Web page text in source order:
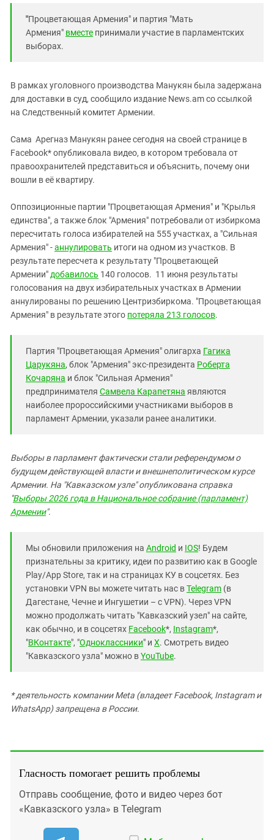
"Процветающая Армения" и партия "Мать
Армения" вместе принимали участие в парламентских
выборах.
В рамках уголовного производства Манукян была задержана
для доставки в суд, сообщило издание News.am со ссылкой
на Следственный комитет Армении.
Сама Арегназ Манукян ранее сегодня на своей странице в
Facebook* опубликовала видео, в котором требовала от
правоохранителей представиться и объяснить, почему они
вошли в её квартиру.
Оппозиционные партии "Процветающая Армения" и "Крылья
единства", а также блок "Армения" потребовали от избиркома
пересчитать голоса избирателей на 555 участках, а "Сильная
Армения" -аннулировать итоги на одном из участков. В
результате пересчета к результату "Процветающей
Армении" добавилось 140 голосов. 11 июня результаты
голосования на двух избирательных участках в Армении
аннулированы по решению Центризбиркома. "Процветающая
Армения" в результате этого потеряла 213 голосов.
Партия "Процветающая Армения" олигарха Гагика
Царукяна, блок "Армения" экс-президента Роберта
Кочаряна и блок "Сильная Армения"
предпринимателя Самвела Карапетяна являются
наиболее пророссийскими участниками выборов в
парламент Армении, указали ранее аналитики.
Выборы в парламент фактически стали референдумом о
будущем действующей власти и внешнеполитическом курсе
Армении. На "Кавказском узле" опубликована справка
"Выборы 2026 года в Национальное собрание (парламент)
Армении".
Мы обновили приложения на Android и IOS! Будем
признательны за критику, идеи по развитию как в Google
Play/App Store, так и на страницах КУ в соцсетях. Без
установки VPN вы можете читать нас вTelegram (в
Дагестане, Чечне и Ингушетии – с VPN). Через VPN
можно продолжать читать "Кавказский узел" на сайте,
как обычно, и в соцсетях Facebook*, Instagram*,
"ВКонтакте", "Одноклассники" и X. Смотреть видео
"Кавказского узла" можно вYouTube.
* деятельность компании Meta (владеет Facebook, Instagram и
WhatsApp) запрещена в России.
Гласность помогает решить проблемы
Отправь сообщение, фото и видео через бот
«Кавказского узла» в Telegram